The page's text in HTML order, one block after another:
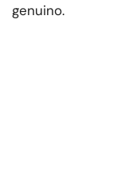
genuino.